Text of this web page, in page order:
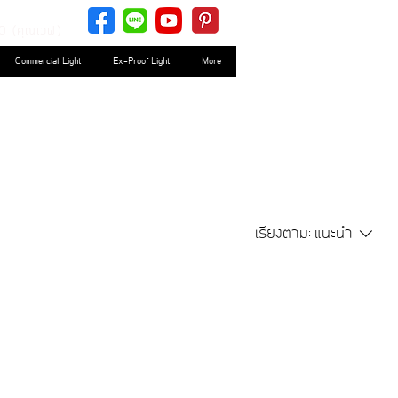
Commercial Light Ex-Proof Light More
เรียงตาม: แนะนำ